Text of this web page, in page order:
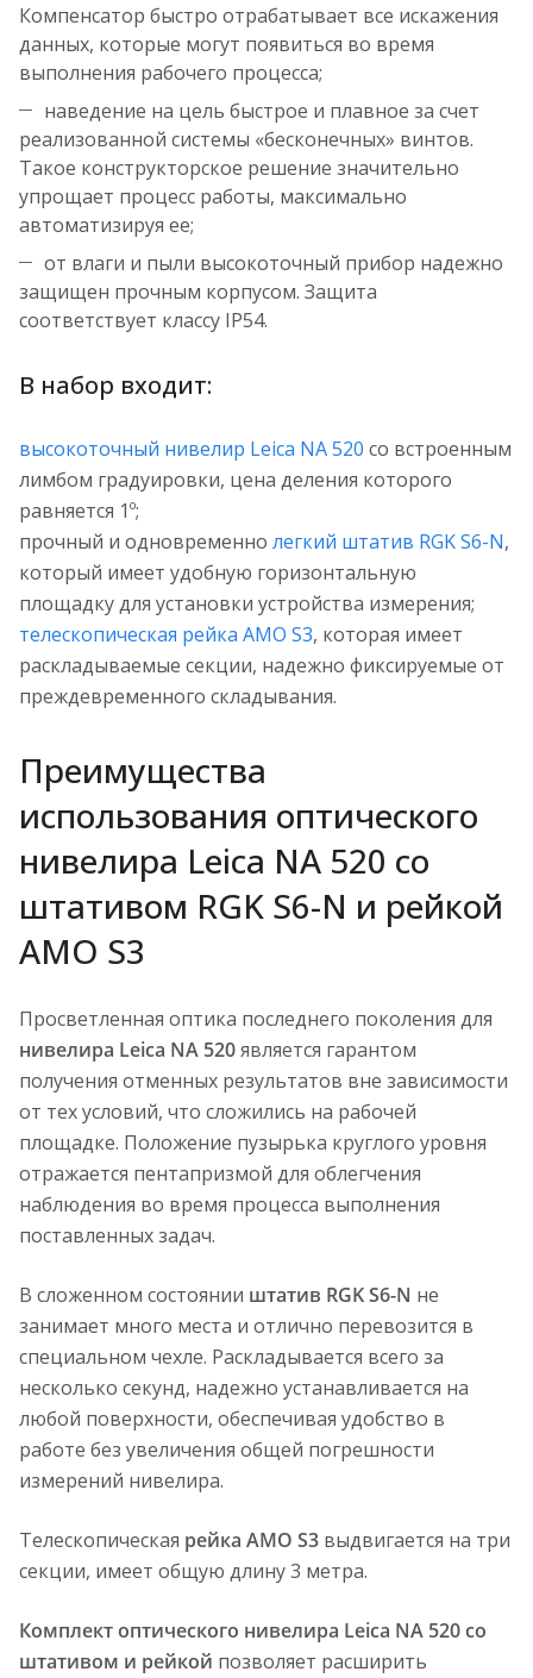
Компенсатор быстро отрабатывает все искажения
данных, которые могут появиться во время
выполнения рабочего процесса;
наведение на цель быстрое и плавное за счет
реализованной системы «бесконечных» винтов.
Такое конструкторское решение значительно
упрощает процесс работы, максимально
автоматизируя ее;
от влаги и пыли высокоточный прибор надежно
защищен прочным корпусом. Защита
соответствует классу IP54.
В набор входит:
высокоточный нивелир Leica NA 520 со встроенным
лимбом градуировки, цена деления которого
равняется 1º;
прочный и одновременно легкий штатив RGK S6-N,
который имеет удобную горизонтальную
площадку для установки устройства измерения;
телескопическая рейка AMO S3, которая имеет
раскладываемые секции, надежно фиксируемые от
преждевременного складывания.
Преимущества
использования оптического
нивелира Leica NA 520 со
штативом RGK S6-N и рейкой
AMO S3
Просветленная оптика последнего поколения для
нивелира Leica NA 520является гарантом
получения отменных результатов вне зависимости
от тех условий, что сложились на рабочей
площадке. Положение пузырька круглого уровня
отражается пентапризмой для облегчения
наблюдения во время процесса выполнения
поставленных задач.
В сложенном состоянии штатив RGK S6-N не
занимает много места и отлично перевозится в
специальном чехле. Раскладывается всего за
несколько секунд, надежно устанавливается на
любой поверхности, обеспечивая удобство в
работе без увеличения общей погрешности
измерений нивелира.
Телескопическая рейка AMO S3 выдвигается на три
секции, имеет общую длину 3 метра.
Комплект оптического нивелира Leica NA 520 со
штативом и рейкой позволяет расширить